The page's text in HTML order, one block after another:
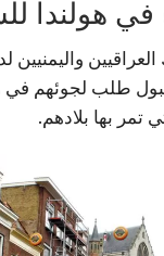
هولندا
واليمنيين
طلب لجوئهم في
تمر بها بلادهم.